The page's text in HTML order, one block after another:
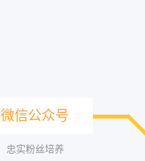
微信公众号
忠实粉丝培养